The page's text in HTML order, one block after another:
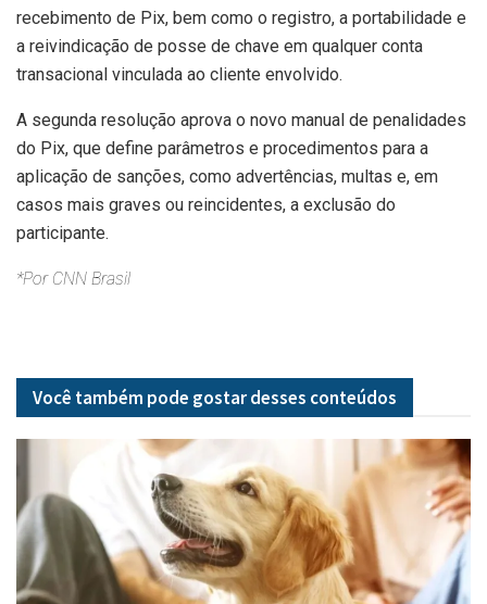
recebimento de Pix, bem como o registro, a portabilidade e
a reivindicação de posse de chave em qualquer conta
transacional vinculada ao cliente envolvido.
A segunda resolução aprova o novo manual de penalidades
do Pix, que define parâmetros e procedimentos para a
aplicação de sanções, como advertências, multas e, em
casos mais graves ou reincidentes, a exclusão do
participante.
*Por CNN Brasil
Você também pode gostar desses conteúdos